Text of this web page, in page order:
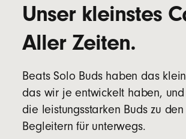
Unser kleinstes
Aller Zeiten.
Beats Solo Buds haben das
das wir je entwickelt haben,
die leistungsstarken Buds zu
Begleitern für unterwegs.